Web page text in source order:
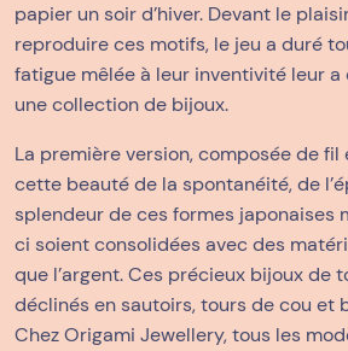
papier un soir d’hiver. Devant le
reproduire ces motifs, le jeu a duré
fatigue mêlée à leur inventivité leur a
une collection de bijoux.
La première version, composée de
cette beauté de la spontanéité, de
splendeur de ces formes japonaises
ci soient consolidées avec des
que l’argent. Ces précieux bijoux de
déclinés en sautoirs, tours de cou et
Chez Origami Jewellery, tous les